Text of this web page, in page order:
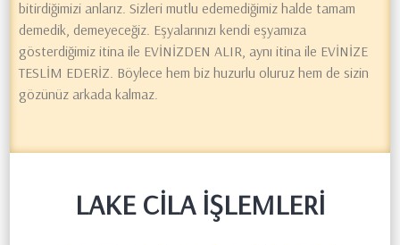
bitirdiğimizi anlarız. Sizleri mutlu edemediğimiz halde tamam
demedik, demeyeceğiz. Eşyalarınızı kendi eşyamıza
gösterdiğimiz itina ile EVİNİZDEN ALIR, aynı itina ile EVİNİZE
TESLİM EDERİZ. Böylece hem biz huzurlu oluruz hem de sizin
gözünüz arkada kalmaz.
LAKE CİLA İŞLEMLERİ